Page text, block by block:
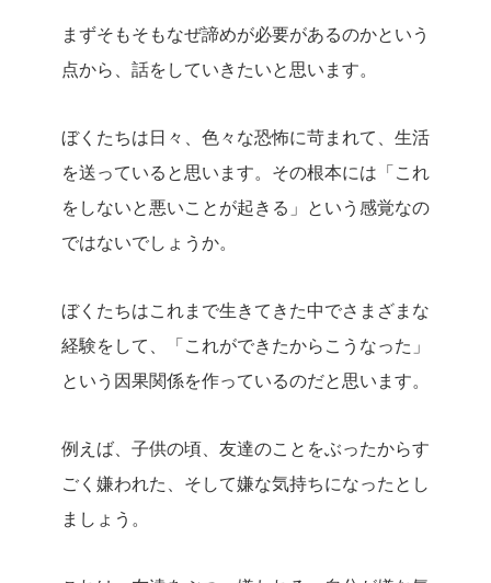
まずそもそもなぜ諦めが必要があるのかという
点から、話をしていきたいと思います。
ぼくたちは日々、色々な恐怖に苛まれて、生活
を送っていると思います。その根本には「これ
をしないと悪いことが起きる」という感覚なの
ではないでしょうか。
ぼくたちはこれまで生きてきた中でさまざまな
経験をして、「これができたからこうなった」
という因果関係を作っているのだと思います。
例えば、子供の頃、友達のことをぶったからす
ごく嫌われた、そして嫌な気持ちになったとし
ましょう。